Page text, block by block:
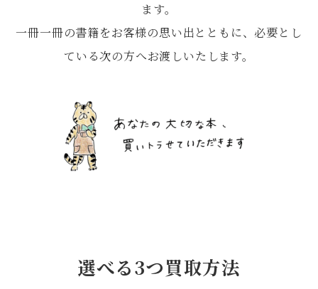
ます。
一冊一冊の書籍をお客様の思い出とともに、必要とし
ている次の方へお渡しいたします。
選べる3つ買取方法